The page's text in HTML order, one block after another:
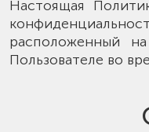
Настоящая
расположенный
Пользователе во